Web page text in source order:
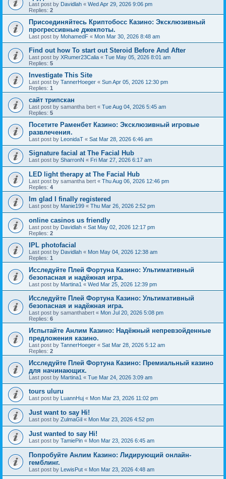
Last post by Davidlah « Wed Apr 29, 2026 9:06 pm
Replies: 2
Присоединяйтесь Криптобосс Казино: Эксклюзивный
прогрессивные джекпоты.
Last post by MohamedF « Mon Mar 30, 2026 8:48 am
Find out how To start out Steroid Before And After
Last post by XRumer23Calia « Tue May 05, 2026 8:01 am
Replies: 5
Investigate This Site
Last post by TannerHoeger « Sun Apr 05, 2026 12:30 pm
Replies: 1
сайт трипскан
Last post by samantha bert « Tue Aug 04, 2026 5:45 am
Replies: 5
Посетите Раменбет Казино: Эксклюзивный игровые
развлечения.
Last post by LeonidaT « Sat Mar 28, 2026 6:46 am
Signature facial at The Facial Hub
Last post by SharronN « Fri Mar 27, 2026 6:17 am
LED light therapy at The Facial Hub
Last post by samantha bert « Thu Aug 06, 2026 12:46 pm
Replies: 4
Im glad I finally registered
Last post by Manie199 « Thu Mar 26, 2026 2:52 pm
online casinos us friendly
Last post by Davidlah « Sat May 02, 2026 12:17 pm
Replies: 2
IPL photofacial
Last post by Davidlah « Mon May 04, 2026 12:38 am
Replies: 1
Исследуйте Плей Фортуна Казино: Ультимативный
безопасная и надёжная игра.
Last post by Martina1 « Wed Mar 25, 2026 12:39 pm
Исследуйте Плей Фортуна Казино: Ультимативный
безопасная и надёжная игра.
Last post by samanthabert « Mon Jul 20, 2026 5:08 pm
Replies: 6
Испытайте Анлим Казино: Надёжный непревзойденные
предложения казино.
Last post by TannerHoeger « Sat Mar 28, 2026 5:12 am
Replies: 2
Исследуйте Плей Фортуна Казино: Премиальный казино
для начинающих.
Last post by Martina1 « Tue Mar 24, 2026 3:09 am
tours uluru
Last post by LuannHuj « Mon Mar 23, 2026 11:02 pm
Just want to say Hi!
Last post by ZulmaGil « Mon Mar 23, 2026 4:52 pm
Just wanted to say Hi!
Last post by TamiePin « Mon Mar 23, 2026 6:45 am
Попробуйте Анлим Казино: Лидирующий онлайн-
гемблинг.
Last post by LewisPut « Mon Mar 23, 2026 4:48 am